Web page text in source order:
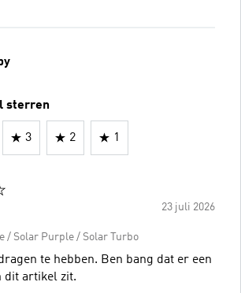
sterren
3 2 1
23 juli 2026
/ Solar Purple / Solar Turbo
te hebben. Ben bang dat er een
dit artikel zit.